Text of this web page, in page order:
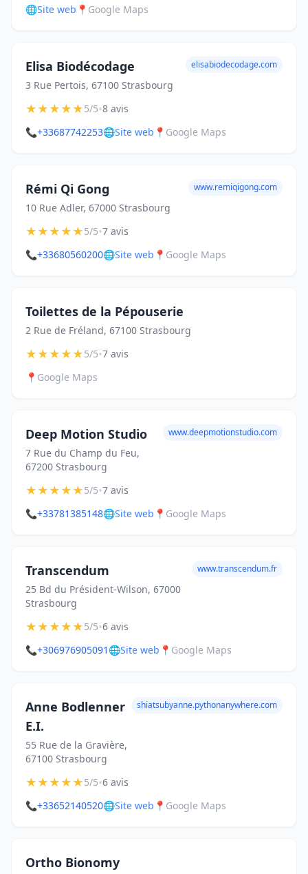
🌐Site web 📍 Google Maps
Elisa Biodécodage
3 Rue Pertois, 67100 Strasbourg
elisabiodecodage.com
★★★★★5/5•8 avis
📞+33687742253🌐Site web 📍 Google Maps
Rémi Qi Gong
10 Rue Adler, 67000 Strasbourg
www.remiqigong.com
★★★★★5/5•7 avis
📞+33680560200🌐Site web 📍 Google Maps
Toilettes de la Pépouserie
2 Rue de Fréland, 67100 Strasbourg
★★★★★5/5•7 avis
📍 Google Maps
Deep Motion Studio
7 Rue du Champ du Feu,
67200 Strasbourg
www.deepmotionstudio.com
★★★★★5/5•7 avis
📞+33781385148🌐Site web 📍 Google Maps
Transcendum
25 Bd du Président-Wilson, 67000
Strasbourg
www.transcendum.fr
★★★★★5/5•6 avis
📞+306976905091 🌐Site web 📍 Google Maps
Anne Bodlenner
E.I.
55 Rue de la Gravière,
67100 Strasbourg
shiatsubyanne.pythonanywhere.com
★★★★★5/5•6 avis
📞+33652140520🌐Site web 📍 Google Maps
Ortho Bionomy